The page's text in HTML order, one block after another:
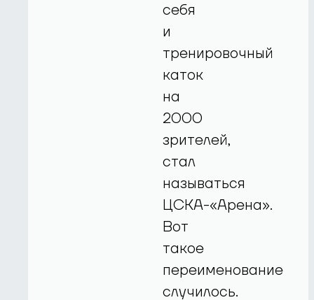
себя
и
тренировочный
каток
на
2000
зрителей,
стал
называться
ЦСКА-«Арена».
Вот
такое
переименование
случилось.